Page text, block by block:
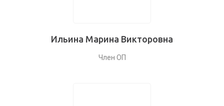
Ильина Марина Викторовна
Член ОП